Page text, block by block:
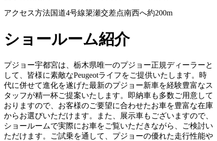
アクセス方法国道4号線簗瀬交差点南西へ約200m
ショールーム紹介
プジョー宇都宮は、栃木県唯一のプジョー正規ディーラーと
して、皆様に素敵なPeugeotライフをご提供いたします。時
代に併せて進化を遂げた最新のプジョー新車を経験豊富なス
タッフが精一杯ご提案いたします。即納車も多数ご用意して
おりますので、お客様のご要望に合わせたお車を豊富な在庫
からお選びいただけます。また、展示車もございますので、
ショールームで実際にお車をご覧いただきながら、ご検討い
ただけます。ご試乗を通して、プジョーの優れた走行性能や